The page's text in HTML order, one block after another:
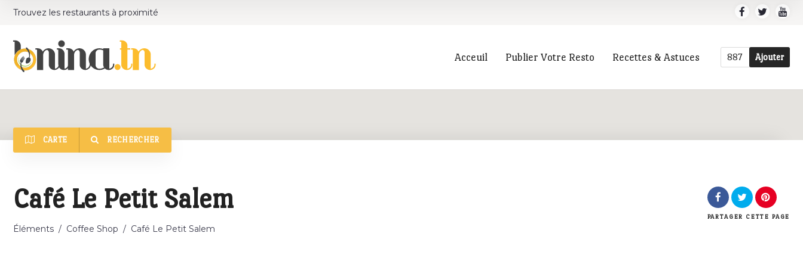
Trouvez les restaurants à proximité
Acceuil Publier Votre Resto Recettes & Astuces 887 Ajouter
CARTE RECHERCHER
Catégorie
Café Le Petit Salem
Éléments / Coffee Shop / Café Le Petit Salem
PARTAGER CETTE PAGE